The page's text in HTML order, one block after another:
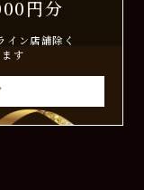
円分
ン店舗除く
す